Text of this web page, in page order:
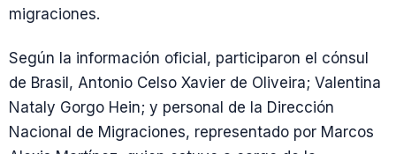
migraciones.
Según la información oficial, participaron el cónsul
de Brasil, Antonio Celso Xavier de Oliveira; Valentina
Nataly Gorgo Hein; y personal de la Dirección
Nacional de Migraciones, representado por Marcos